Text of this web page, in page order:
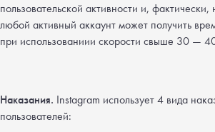
пользовательской активности и,
любой активный аккаунт может получить
при использованиии скорости свыше 30 —
Наказания. Instagram использует 4 вида
пользователей: